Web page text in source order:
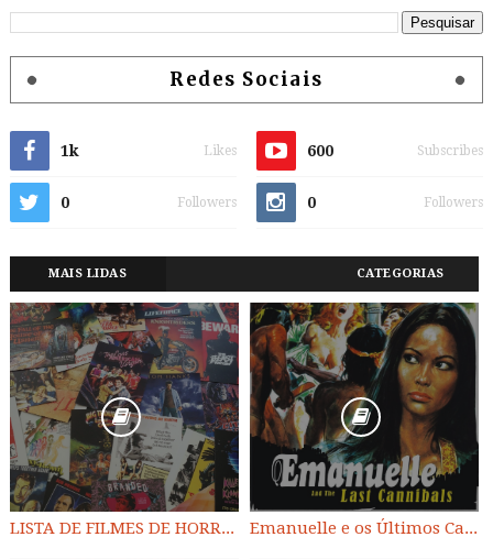
Redes Sociais
1k Likes 600 Subscribes
0 Followers 0 Followers
MAIS LIDAS CATEGORIAS
LISTA DE FILMES DE HORROR/ TRASH/ SUSPENSE/ SCI-FI/ EXPLOITATION E OUTROS Emanuelle e os Últimos Canibais